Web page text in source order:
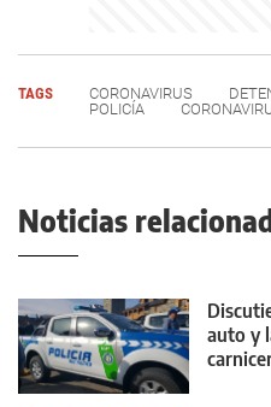
TAGS CORONAVIRUS
POLICÍA
Noticias
auto y